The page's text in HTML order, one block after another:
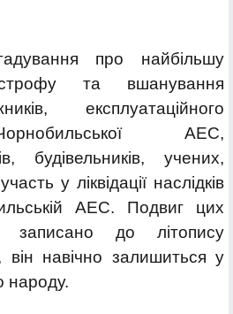
про найбільшу
та вшанування
експлуатаційного
АЕС,
будівельників, учених,
у ліквідації наслідків
АЕС. Подвиг цих
до літопису
він навічно залишиться у
народу.